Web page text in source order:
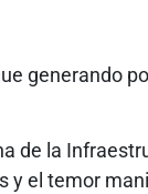
generando
de la
y el temor